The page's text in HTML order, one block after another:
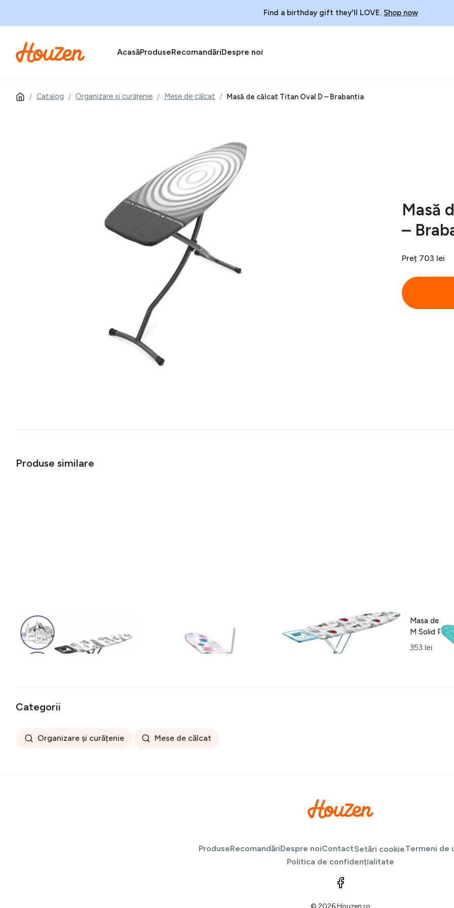
Find a birthday gift they'll LOVE. Shop now
AcasăProduseRecomandăriDespre noi
Catalog Organizare și curățenie Mese de călcat Masă de călcat Titan Oval D – Brabantia
Masă
–
Preț 703 lei
Produse similare
Masa de calcat Romania, Heinner,
42 x 125.5 cm, metal/bumbac,
multicolor
216 lei
Basic Plus, 38 x 120 cm, multicolor
Masa de calcat Klass, Heinner,
125x42 cm, multicolor
Masa de
M Solid
353 lei
Categorii
Organizare și curățenie Mese de călcat
ProduseRecomandăriDespre noiContactSetări cookieTermeni de
Politica de confidențialitate